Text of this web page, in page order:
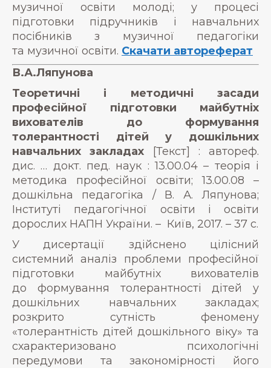
музичної освіти молоді; у процесі
підготовки підручників і навчальних
посібників з музичної педагогіки
та музичної освіти. Скачати автореферат
В.А.Ляпунова
Теоретичні і методичні засади
професійної підготовки майбутніх
вихователів до формування
толерантності дітей у дошкільних
навчальних закладах [Текст] : автореф.
дис. … докт. пед. наук : 13.00.04 – теорія і
методика професійної освіти; 13.00.08 –
дошкільна педагогіка / В. А. Ляпунова;
Інституті педагогічної освіти і освіти
дорослих НАПН України. – Київ, 2017. – 37 с.
У дисертації здійснено цілісний
системний аналіз проблеми професійної
підготовки майбутніх вихователів
до формування толерантності дітей у
дошкільних навчальних закладах;
розкрито сутність феномену
«толерантність дітей дошкільного віку» та
схарактеризовано психологічні
передумови та закономірності його